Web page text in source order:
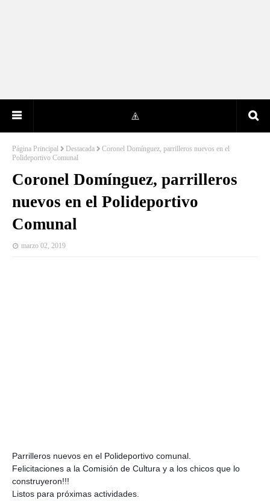
Página Principal Destacada
Coronel Domínguez, parrilleros nuevos en el
Polideportivo Comunal
Coronel Domínguez, parrilleros
nuevos en el Polideportivo
Comunal
marzo 02, 2019
Parrilleros nuevos en el Polideportivo comunal.
Felicitaciones a la Comisión de Cultura y a los chicos que lo
construyeron!!!
Listos para próximas actividades.